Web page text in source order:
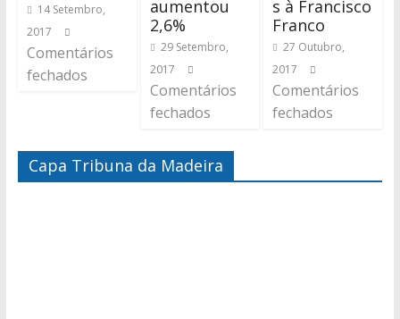
14 Setembro,
2017
Comentários
fechados
aumentou
2,6%
29 Setembro,
2017
Comentários
fechados
s à Francisco
Franco
27 Outubro,
2017
Comentários
fechados
Capa Tribuna da Madeira